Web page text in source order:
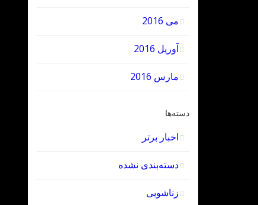
می 2016
آوریل 2016
مارس 2016
دسته‌ها
اخبار برتر
دسته‌بندی نشده
زناشویی